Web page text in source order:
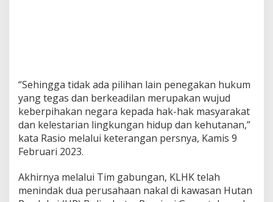
“Sehingga tidak ada pilihan lain penegakan hukum
yang tegas dan berkeadilan merupakan wujud
keberpihakan negara kepada hak-hak masyarakat
dan kelestarian lingkungan hidup dan kehutanan,”
kata Rasio melalui keterangan persnya, Kamis 9
Februari 2023.
Akhirnya melalui Tim gabungan, KLHK telah
menindak dua perusahaan nakal di kawasan Hutan